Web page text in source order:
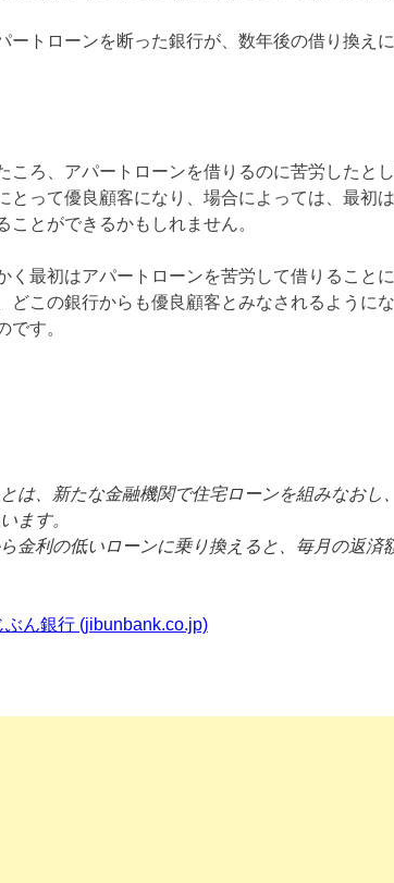
ートローンを断った銀行が、数年後の借り換え
ころ、アパートローンを借りるのに苦労したと
とって優良顧客になり、場合によっては、最初
とができるかもしれません。
く最初はアパートローンを苦労して借りること
どこの銀行からも優良顧客とみなされるように
です。
は、新たな金融機関で住宅ローンを組みなおし
ます。
金利の低いローンに乗り換えると、毎月の返済
ん銀行 (jibunbank.co.jp)